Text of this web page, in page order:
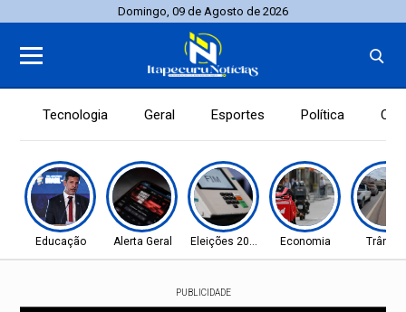
Domingo, 09 de Agosto de 2026
Tecnologia Geral Esportes Política
Educação Alerta Geral Eleições 2026 Economia
PUBLICIDADE